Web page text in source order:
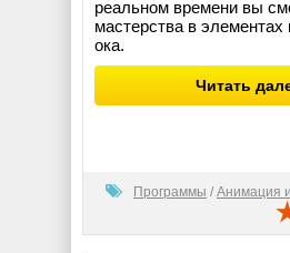
реальном времени вы
мастерства в элементах
ока.
Читать
Программы / Анимация